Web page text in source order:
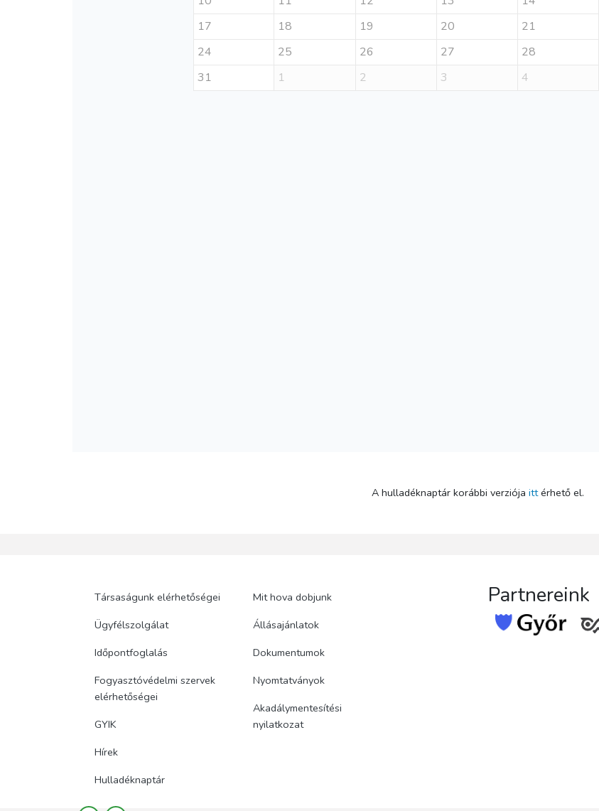
A hulladéknaptár korábbi verziója ittérhető el.
Társaságunk elérhetőségei
Ügyfélszolgálat
Időpontfoglalás
Fogyasztóvédelmi szervek
elérhetőségei
GYIK
Hírek
Hulladéknaptár
Mit hova dobjunk
Állásajánlatok
Dokumentumok
Nyomtatványok
Akadálymentesítési
nyilatkozat
Partnereink